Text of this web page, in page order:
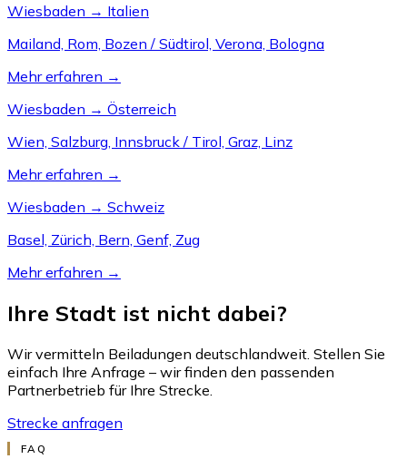
Wiesbaden → Italien
Mailand, Rom, Bozen / Südtirol, Verona, Bologna
Mehr erfahren →
Wiesbaden → Österreich
Wien, Salzburg, Innsbruck / Tirol, Graz, Linz
Mehr erfahren →
Wiesbaden → Schweiz
Basel, Zürich, Bern, Genf, Zug
Mehr erfahren →
Ihre Stadt ist nicht dabei?
Wir vermitteln Beiladungen deutschlandweit. Stellen Sie
einfach Ihre Anfrage – wir finden den passenden
Partnerbetrieb für Ihre Strecke.
Strecke anfragen
FAQ